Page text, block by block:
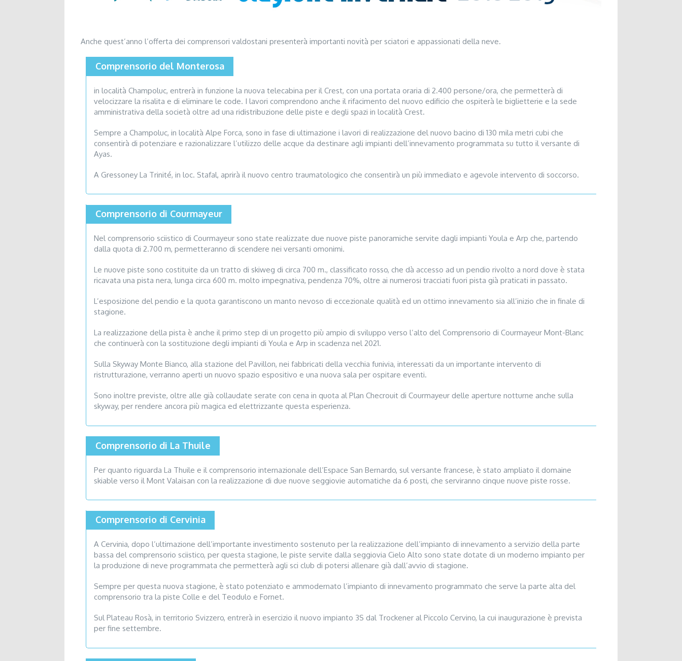
Anche quest’anno l’offerta dei comprensori valdostani presenterà importanti novità per sciatori e appassionati della neve.
Comprensorio del Monterosa
in località Champoluc, entrerà in funzione la nuova telecabina per il Crest, con una portata oraria di 2.400 persone/ora, che permetterà di
velocizzare la risalita e di eliminare le code. I lavori comprendono anche il rifacimento del nuovo edificio che ospiterà le biglietterie e la sede
amministrativa della società oltre ad una ridistribuzione delle piste e degli spazi in località Crest.
Sempre a Champoluc, in località Alpe Forca, sono in fase di ultimazione i lavori di realizzazione del nuovo bacino di 130 mila metri cubi che
consentirà di potenziare e razionalizzare l’utilizzo delle acque da destinare agli impianti dell’innevamento programmata su tutto il versante di
Ayas.
A Gressoney La Trinité, in loc. Stafal, aprirà il nuovo centro traumatologico che consentirà un più immediato e agevole intervento di soccorso.
Comprensorio di Courmayeur
Nel comprensorio sciistico di Courmayeur sono state realizzate due nuove piste panoramiche servite dagli impianti Youla e Arp che, partendo
dalla quota di 2.700 m, permetteranno di scendere nei versanti omonimi.
Le nuove piste sono costituite da un tratto di skiweg di circa 700 m., classificato rosso, che dà accesso ad un pendio rivolto a nord dove è stata
ricavata una pista nera, lunga circa 600 m. molto impegnativa, pendenza 70%, oltre ai numerosi tracciati fuori pista già praticati in passato.
L’esposizione del pendio e la quota garantiscono un manto nevoso di eccezionale qualità ed un ottimo innevamento sia all’inizio che in finale di
stagione.
La realizzazione della pista è anche il primo step di un progetto più ampio di sviluppo verso l’alto del Comprensorio di Courmayeur Mont-Blanc
che continuerà con la sostituzione degli impianti di Youla e Arp in scadenza nel 2021.
Sulla Skyway Monte Bianco, alla stazione del Pavillon, nei fabbricati della vecchia funivia, interessati da un importante intervento di
ristrutturazione, verranno aperti un nuovo spazio espositivo e una nuova sala per ospitare eventi.
Sono inoltre previste, oltre alle già collaudate serate con cena in quota al Plan Checrouit di Courmayeur delle aperture notturne anche sulla
skyway, per rendere ancora più magica ed elettrizzante questa esperienza.
Comprensorio di La Thuile
Per quanto riguarda La Thuile e il comprensorio internazionale dell’Espace San Bernardo, sul versante francese, è stato ampliato il domaine
skiable verso il Mont Valaisan con la realizzazione di due nuove seggiovie automatiche da 6 posti, che serviranno cinque nuove piste rosse.
Comprensorio di Cervinia
A Cervinia, dopo l’ultimazione dell’importante investimento sostenuto per la realizzazione dell’impianto di innevamento a servizio della parte
bassa del comprensorio sciistico, per questa stagione, le piste servite dalla seggiovia Cielo Alto sono state dotate di un moderno impianto per
la produzione di neve programmata che permetterà agli sci club di potersi allenare già dall’avvio di stagione.
Sempre per questa nuova stagione, è stato potenziato e ammodernato l’impianto di innevamento programmato che serve la parte alta del
comprensorio tra la piste Colle e del Teodulo e Fornet.
Sul Plateau Rosà, in territorio Svizzero, entrerà in esercizio il nuovo impianto 3S dal Trockener al Piccolo Cervino, la cui inaugurazione è prevista
per fine settembre.